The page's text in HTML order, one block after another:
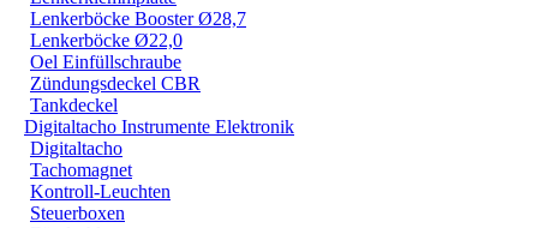
Lenkerböcke Booster Ø28,7
Lenkerböcke Ø22,0
Oel Einfüllschraube
Zündungsdeckel CBR
Tankdeckel
Digitaltacho Instrumente Elektronik
Digitaltacho
Tachomagnet
Kontroll-Leuchten
Steuerboxen